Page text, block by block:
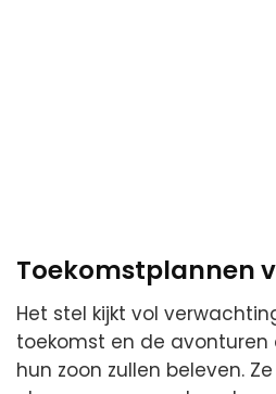
Toekomstplannen
Het stel kijkt vol
toekomst en de
hun zoon zullen beleven.